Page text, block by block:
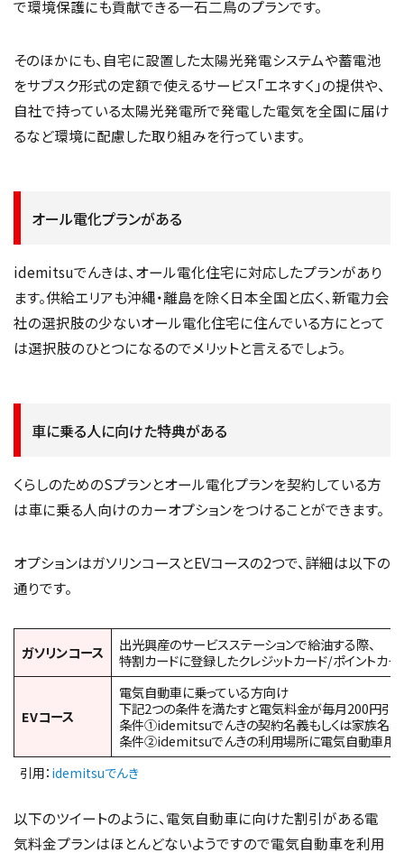
で環境保護にも貢献できる一石二鳥のプランです。
そのほかにも、自宅に設置した太陽光発電システムや蓄電池
をサブスク形式の定額で使えるサービス「エネすく」の提供や、
自社で持っている太陽光発電所で発電した電気を全国に届け
るなど環境に配慮した取り組みを行っています。
オール電化プランがある
idemitsuでんきは、オール電化住宅に対応したプランがあり
ます。供給エリアも沖縄・離島を除く日本全国と広く、新電力会
社の選択肢の少ないオール電化住宅に住んでいる方にとって
は選択肢のひとつになるのでメリットと言えるでしょう。
車に乗る人に向けた特典がある
くらしのためのSプランとオール電化プランを契約している方
は車に乗る人向けのカーオプションをつけることができます。
オプションはガソリンコースとEVコースの2つで、詳細は以下の
通りです。
ガソリンコース
出光興産のサービスステーションで給油する際、
特割カードに登録したクレジットカード/ポイントカ
EVコース
電気自動車に乗っている方向け
下記2つの条件を満たすと電気料金が毎月200円引き
条件①idemitsuでんきの契約名義もしくは家族名義
条件②idemitsuでんきの利用場所に電気自動車用
引用： idemitsuでんき
以下のツイートのように、電気自動車に向けた割引がある電
気料金プランはほとんどないようですので電気自動車を利用